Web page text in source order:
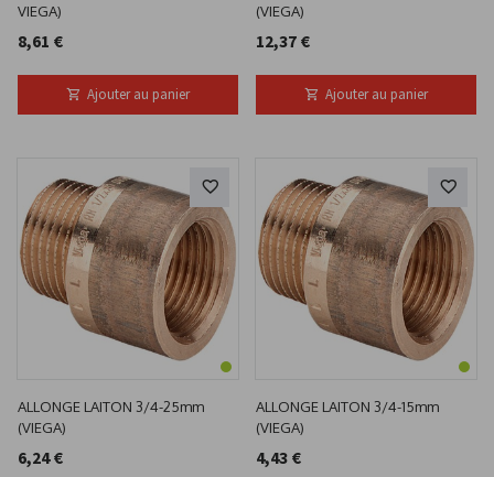
VIEGA)
8,61 €
Ajouter au panier
(VIEGA)
12,37 €
Ajouter au panier
ALLONGE LAITON 3/4-25mm
(VIEGA)
6,24 €
ALLONGE LAITON 3/4-15mm
(VIEGA)
4,43 €